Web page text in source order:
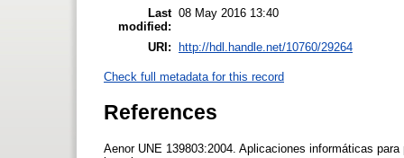
Last
modified:
08 May 2016 13:40
URI: http://hdl.handle.net/10760/29264
Check full metadata for this record
References
Aenor UNE 139803:2004. Aplicaciones informáticas